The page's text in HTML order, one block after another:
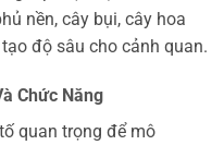
nền, cây bụi, cây hoa
độ sâu cho cảnh quan.
Chức Năng
quan trọng để mô